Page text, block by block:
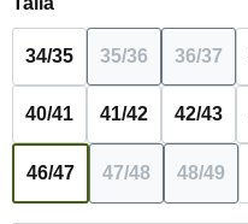
34/35 35/36 36/37
40/41 41/42 42/43
46/47 47/48 48/49